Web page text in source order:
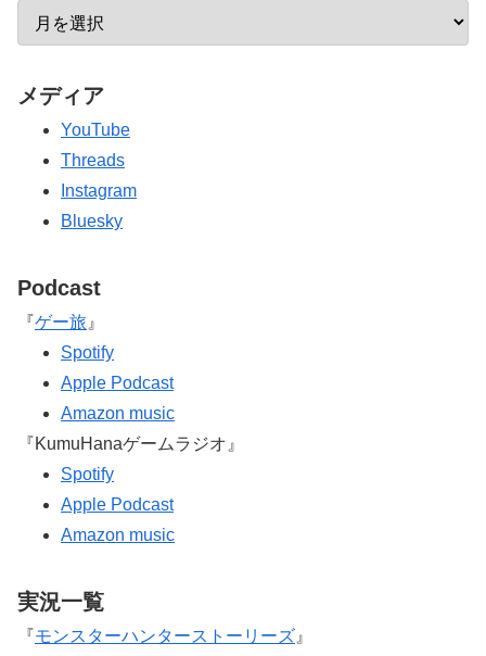
メディア
YouTube
Threads
Instagram
Bluesky
Podcast
『ゲー旅 』
Spotify
Apple Podcast
Amazon music
『KumuHanaゲームラジオ』
Spotify
Apple Podcast
Amazon music
実況一覧
『モンスターハンターストーリーズ 』